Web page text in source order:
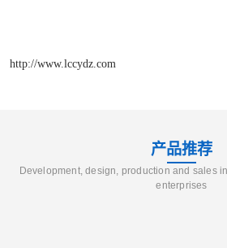
http://www.lccydz.com
产品推荐
Development, design, production and sales
enterprises